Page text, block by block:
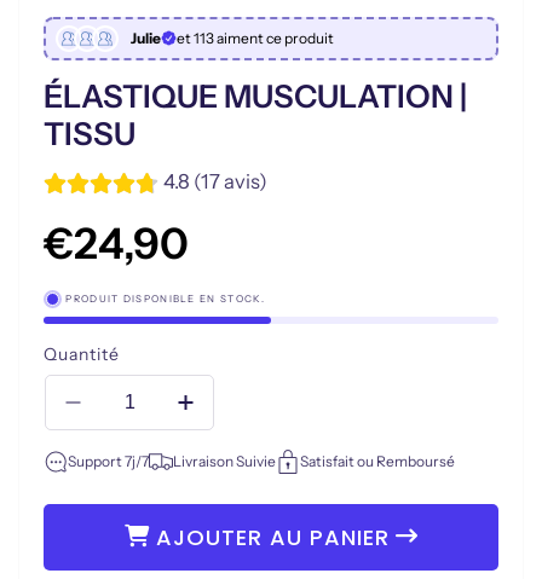
Julie et 113 aiment ce produit
ÉLASTIQUE MUSCULATION |
TISSU
4.8 (17 avis)
Prix
habituel
€24,90
PRODUIT DISPONIBLE EN STOCK.
Quantité
Réduire
la
quantité
MUSCULATION
|
Augmenter
la
quantité
MUSCULATION
|
Support 7j/7 Livraison Suivie Satisfait ou Remboursé
AJOUTER AU PANIER